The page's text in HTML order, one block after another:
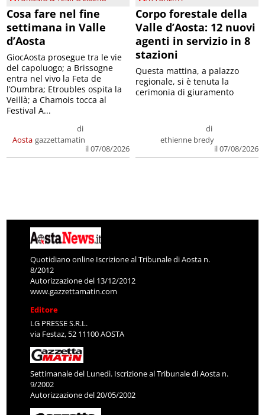
Cosa fare nel fine
settimana in Valle
d’Aosta
Aosta
di
gazzettamatin
il 07/08/2026
GiocAosta prosegue tra le vie
del capoluogo; a Brissogne
entra nel vivo la Feta de
l’Oumbra; Etroubles ospita la
Veillà; a Chamois tocca al
Festival A...
Corpo forestale della
Valle d’Aosta: 12 nuovi
agenti in servizio in 8
stazioni
di
ethienne bredy
il 07/08/2026
Questa mattina, a palazzo
regionale, si è tenuta la
cerimonia di giuramento
Quotidiano online Iscrizione al Tribunale di Aosta n.
8/2012
Autorizzazione del 13/12/2012
www.gazzettamatin.com
Editore
LG PRESSE S.R.L.
via Festaz, 52 11100 AOSTA
Settimanale del Lunedì. Iscrizione al Tribunale di Aosta n.
9/2002
Autorizzazione del 20/05/2002